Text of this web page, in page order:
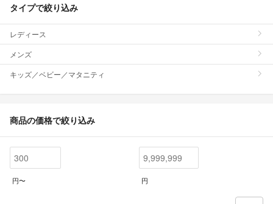
タイプで絞り込み
レディース
メンズ
キッズ／ベビー／マタニティ
商品の価格で絞り込み
円〜 円